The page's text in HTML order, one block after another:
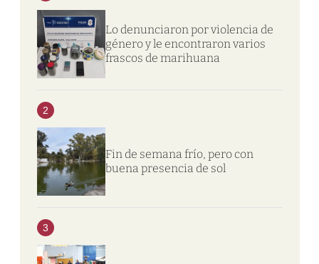
Lo denunciaron por violencia de
género y le encontraron varios
frascos de marihuana
2
Fin de semana frío, pero con
buena presencia de sol
3